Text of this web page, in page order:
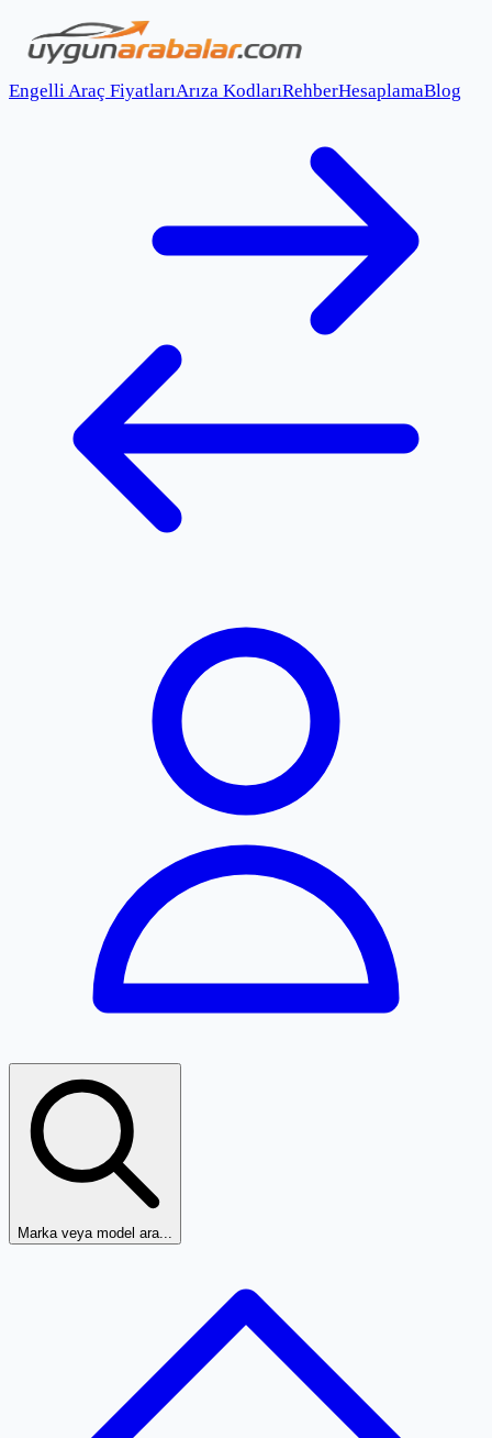
Engelli Araç FiyatlarıArıza KodlarıRehberHesaplamaBlog
Marka veya model ara...